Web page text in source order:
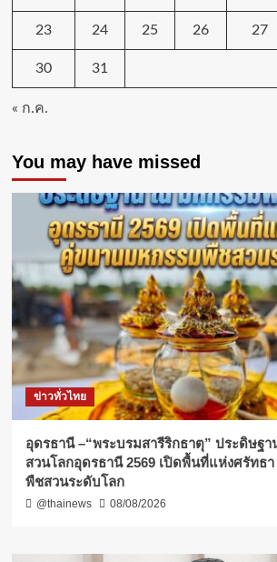
23 24 25 26 27
30 31
« ก.ค.
You may have missed
ข่าวทั่วไทย
อุดรธานี –“พระบรมสารีริกธาตุ” ประดิษฐ
สวนโลกอุดรธานี 2569 เปิดพื้นที่แห่งศรัทธ
พืชสวนระดับโลก
@thainews 08/08/2026